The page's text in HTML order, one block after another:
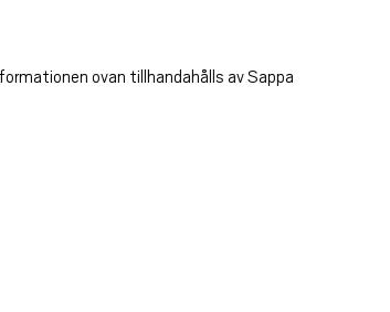
ovan tillhandahålls av Sappa